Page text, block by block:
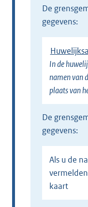
de grensgemeente ontvangt de volgende
gegevens:
In de
namen van
plaats van
de grensgemeente ontvangt deze
gegevens:
Als u de naam van uw partner wilt
kaart